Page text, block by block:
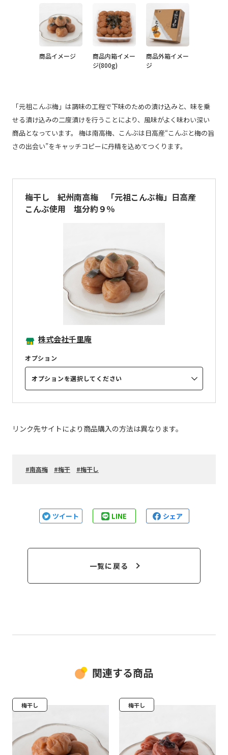
商品イメージ
商品内箱イメー
ジ(800g)
商品外箱イメー
ジ
「元祖こんぶ梅」は調味の工程で下味のための漬け込みと、味を乗
せる漬け込みの二度漬けを行うことにより、風味がよく味わい深い
商品となっています。 梅は南高梅、こんぶは日高産“こんぶと梅の旨
さの出会い”をキャッチコピーに丹精を込めてつくります。
梅干し 紀州南高梅 「元祖こんぶ梅」日高産
こんぶ使用 塩分約９％
株式会社千里庵
オプション
オプションを選択してください
リンク先サイトにより商品購入の方法は異なります。
南高梅 梅干 梅干し
ツイート LINE シェア
一覧に戻る
関連する商品
梅干し 梅干し